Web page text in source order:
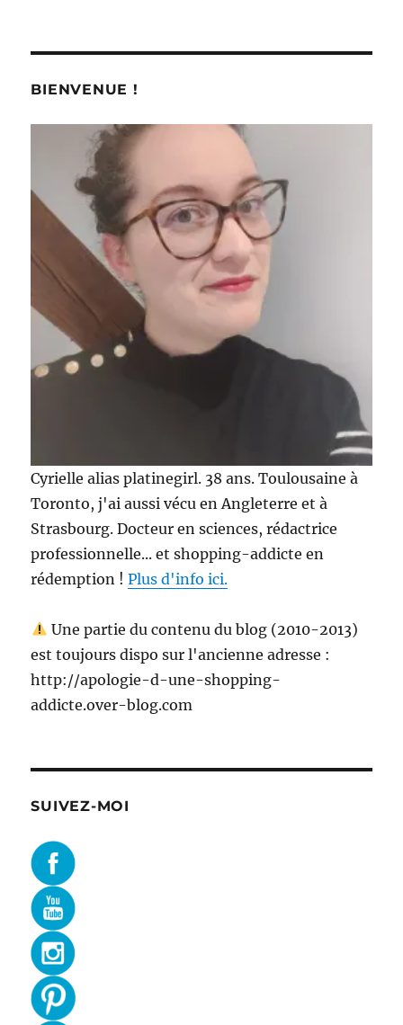
–
BIENVENUE !
Cyrielle alias platinegirl. 38 ans. Toulousaine à
Toronto, j'ai aussi vécu en Angleterre et à
Strasbourg. Docteur en sciences, rédactrice
professionnelle... et shopping-addicte en
rédemption !Plus d'info ici.
Une partie du contenu du blog (2010-2013)
est toujours dispo sur l'ancienne adresse :
http://apologie-d-une-shopping-
addicte.over-blog.com
SUIVEZ-MOI